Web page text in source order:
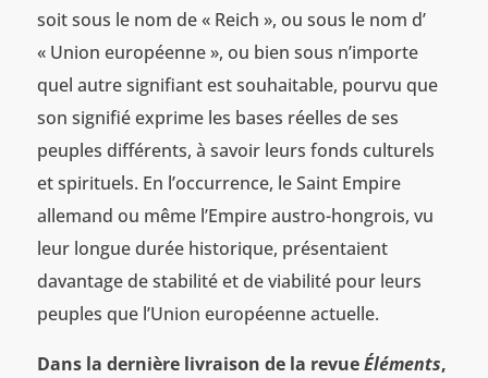
soit sous le nom de « Reich », ou sous le nom d’
« Union européenne », ou bien sous n’importe
quel autre signifiant est souhaitable, pourvu que
son signifié exprime les bases réelles de ses
peuples différents, à savoir leurs fonds culturels
et spirituels. En l’occurrence, le Saint Empire
allemand ou même l’Empire austro-hongrois, vu
leur longue durée historique, présentaient
davantage de stabilité et de viabilité pour leurs
peuples que l’Union européenne actuelle.
Dans la dernière livraison de la revueÉléments,